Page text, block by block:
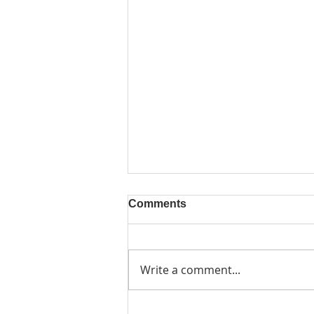
Comments
Write a comment...